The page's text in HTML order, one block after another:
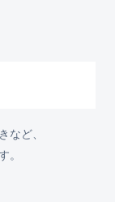
など、
。